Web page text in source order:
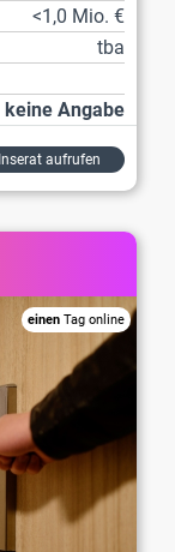
<1,0 Mio. €
tba
keine Angabe
Inserat aufrufen
einen Tag online